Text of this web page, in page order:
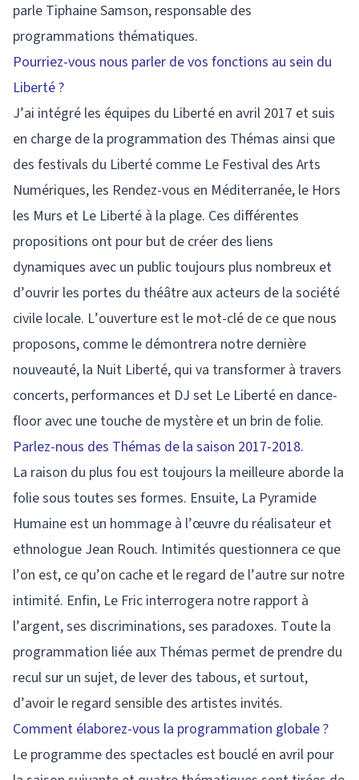
parle Tiphaine Samson, responsable des
programmations thématiques.
Pourriez-vous nous parler de vos fonctions au sein du
Liberté ?
J’ai intégré les équipes du Liberté en avril 2017 et suis
en charge de la programmation des Thémas ainsi que
des festivals du Liberté comme Le Festival des Arts
Numériques, les Rendez-vous en Méditerranée, le Hors
les Murs et Le Liberté à la plage. Ces différentes
propositions ont pour but de créer des liens
dynamiques avec un public toujours plus nombreux et
d’ouvrir les portes du théâtre aux acteurs de la société
civile locale. L’ouverture est le mot-clé de ce que nous
proposons, comme le démontrera notre dernière
nouveauté, la Nuit Liberté, qui va transformer à travers
concerts, performances et DJ set Le Liberté en dance-
floor avec une touche de mystère et un brin de folie.
Parlez-nous des Thémas de la saison 2017-2018.
La raison du plus fou est toujours la meilleure aborde la
folie sous toutes ses formes. Ensuite, La Pyramide
Humaine est un hommage à l’œuvre du réalisateur et
ethnologue Jean Rouch. Intimités questionnera ce que
l’on est, ce qu’on cache et le regard de l’autre sur notre
intimité. Enfin, Le Fric interrogera notre rapport à
l’argent, ses discriminations, ses paradoxes. Toute la
programmation liée aux Thémas permet de prendre du
recul sur un sujet, de lever des tabous, et surtout,
d’avoir le regard sensible des artistes invités.
Comment élaborez-vous la programmation globale ?
Le programme des spectacles est bouclé en avril pour